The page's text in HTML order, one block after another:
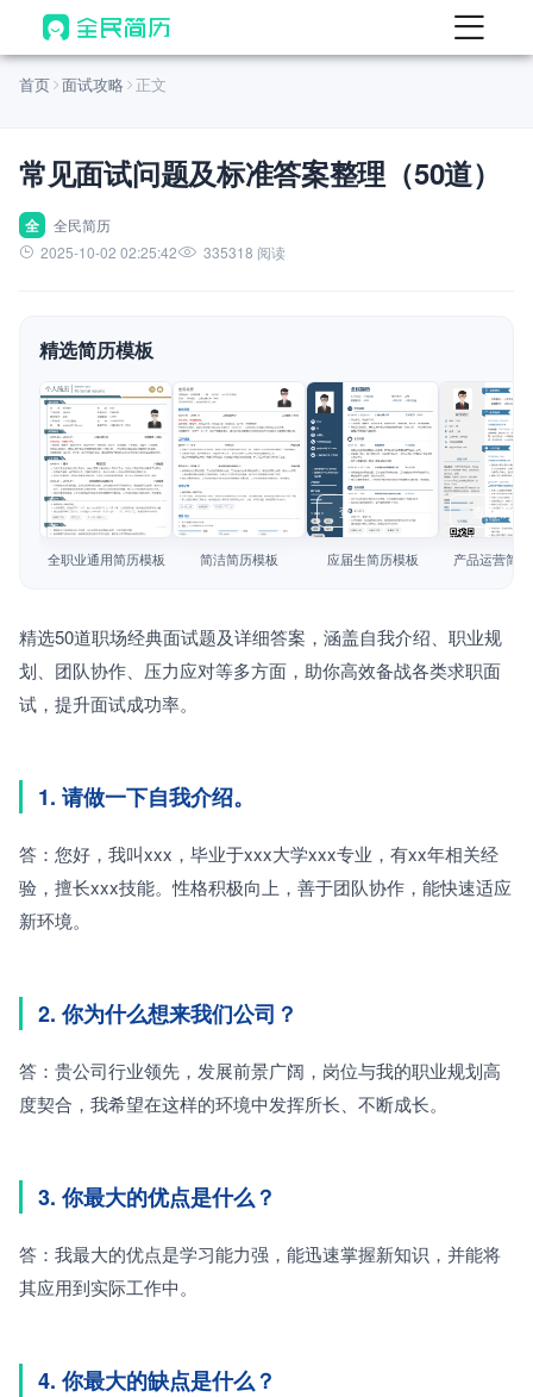
首页
AI 生成简历
AI 优化简历
AI 翻译简历
AI 模拟面试
面试自我介绍
AI 职场工具 New
简历模板
简历教程
首页 面试攻略 正文
常见面试问题及标准答案整理（50道）
全
全民简历
2025-10-02 02:25:42
335318 阅读
精选简历模板
查看模板
全职业通用简历模板
查看模板
简洁简历模板
查看模板
应届生简历模板
查看模板
产品运营简
精选50道职场经典面试题及详细答案，涵盖自我介绍、职业规
划、团队协作、压力应对等多方面，助你高效备战各类求职面
试，提升面试成功率。
1. 请做一下自我介绍。
答：您好，我叫xxx，毕业于xxx大学xxx专业，有xx年相关经
验，擅长xxx技能。性格积极向上，善于团队协作，能快速适应
新环境。
2. 你为什么想来我们公司？
答：贵公司行业领先，发展前景广阔，岗位与我的职业规划高
度契合，我希望在这样的环境中发挥所长、不断成长。
3. 你最大的优点是什么？
答：我最大的优点是学习能力强，能迅速掌握新知识，并能将
其应用到实际工作中。
4. 你最大的缺点是什么？